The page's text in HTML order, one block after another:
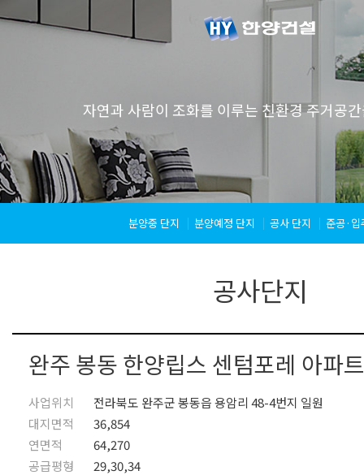
자연과 사람이 조화를 이루는 친환경 주거공
분양중 단지 분양예정 단지 공사 단지 준공·입
공사단지
완주 봉동 한양립스 센텀포레 아파
사업위치
전라북도 완주군 봉동읍 용암리 48-4번지 일원
대지면적
36,854
연면적
64,270
공급평형
29,30,34